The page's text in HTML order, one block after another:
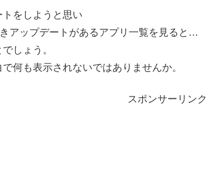
をしようと思い
アップデートがあるアプリ一覧を見ると…
しょう。
何も表示されないではありませんか。
スポンサーリンク